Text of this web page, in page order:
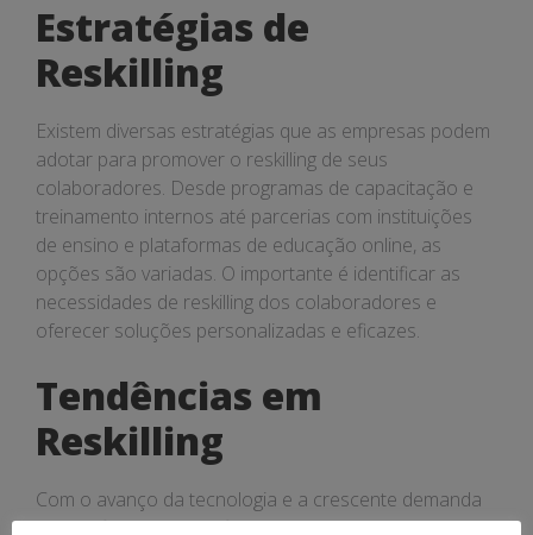
Estratégias de
Reskilling
Existem diversas estratégias que as empresas podem
adotar para promover o reskilling de seus
colaboradores. Desde programas de capacitação e
treinamento internos até parcerias com instituições
de ensino e plataformas de educação online, as
opções são variadas. O importante é identificar as
necessidades de reskilling dos colaboradores e
oferecer soluções personalizadas e eficazes.
Tendências em
Reskilling
Com o avanço da tecnologia e a crescente demanda
por profissionais qualificados em áreas como